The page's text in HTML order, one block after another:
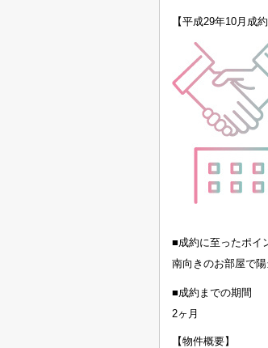
【平成29年10月成約
■成約に至ったポイ
南向きのお部屋で
■成約までの期間
2ヶ月
【物件概要】